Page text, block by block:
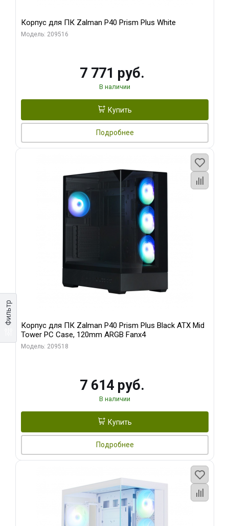
Фильтр
Корпус для ПК Zalman P40 Prism Plus White
Модель: 209516
7 771 руб.
В наличии
Купить
Подробнее
Корпус для ПК Zalman P40 Prism Plus Black ATX Mid
Tower PC Case, 120mm ARGB Fanx4
Модель: 209518
7 614 руб.
В наличии
Купить
Подробнее